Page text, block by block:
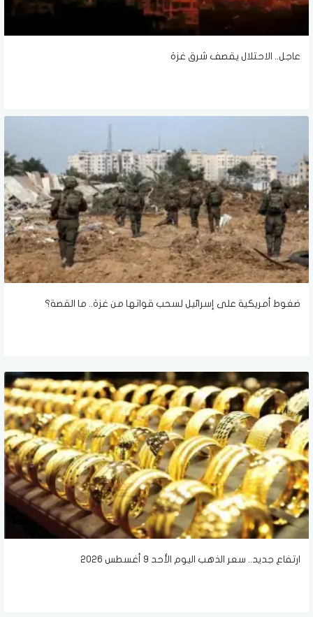
عاجل.. الاحتلال يقصف شرق غزة
ضغوط أمريكية على إسرائيل لسحب قواتها من غزة.. ما القصة؟
ارتفاع جديد.. سعر الذهب اليوم الأحد 9 أغسطس 2026